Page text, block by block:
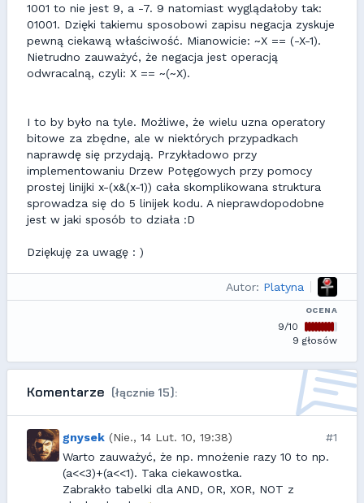
1001 to nie jest 9, a -7. 9 natomiast wyglądałoby tak:
01001. Dzięki takiemu sposobowi zapisu negacja zyskuje
pewną ciekawą właściwość. Mianowicie: ~X == (-X-1).
Nietrudno zauważyć, że negacja jest operacją
odwracalną, czyli: X == ~(~X).
I to by było na tyle. Możliwe, że wielu uzna operatory
bitowe za zbędne, ale w niektórych przypadkach
naprawdę się przydają. Przykładowo przy
implementowaniu Drzew Potęgowych przy pomocy
prostej linijki x-(x&(x-1)) cała skomplikowana struktura
sprowadza się do 5 linijek kodu. A nieprawdopodobne
jest w jaki sposób to działa :D
Dziękuję za uwagę : )
Autor: Platyna
OCENA
9/10
9 głosów
Komentarze (łącznie 15):
gnysek (Nie., 14 Lut. 10, 19:38)
#1
Warto zauważyć, że np. mnożenie razy 10 to np.
(a<<3)+(a<<1). Taka ciekawostka.
Zabrakło tabelki dla AND, OR, XOR, NOT z